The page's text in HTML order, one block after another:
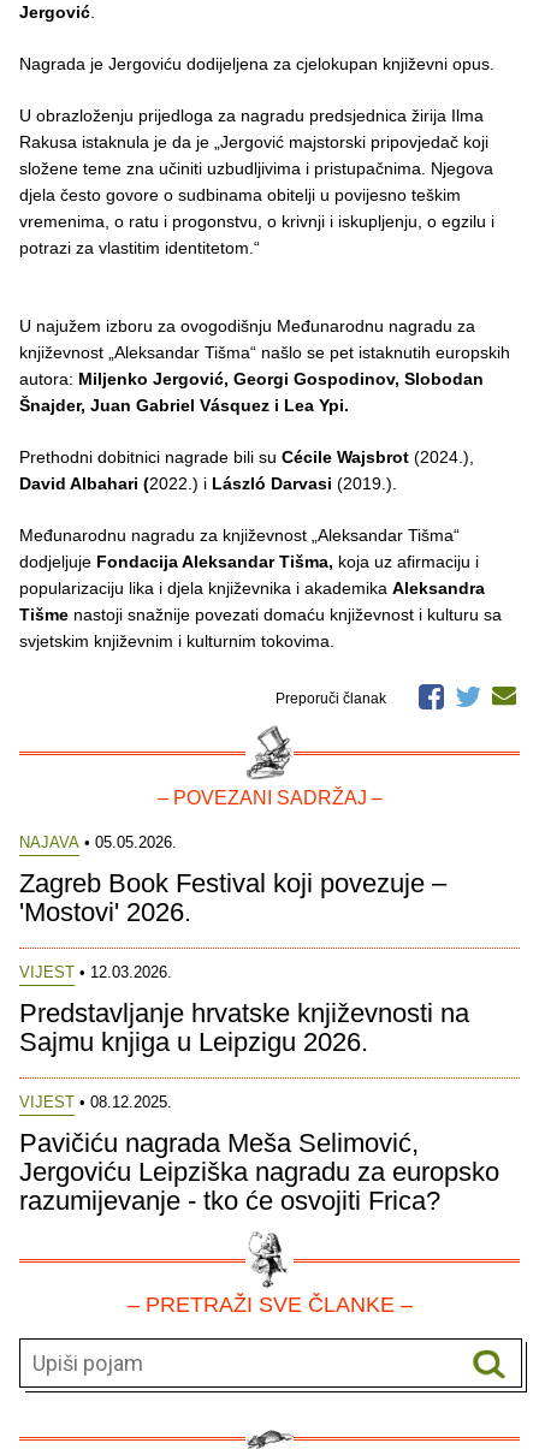
Jergović
Nagrada je Jergoviću dodijeljena za cjelokupan književni opus.
U obrazloženju prijedloga za nagradu predsjednica žirija Ilma
Rakusa istaknula je da je „Jergović majstorski pripovjedač koji
složene teme zna učiniti uzbudljivima i pristupačnima. Njegova
djela često govore o sudbinama obitelji u povijesno teškim
vremenima, o ratu i progonstvu, o krivnji i iskupljenju, o egzilu i
potrazi za vlastitim identitetom.“
U najužem izboru za ovogodišnju Međunarodnu nagradu za
književnost „Aleksandar Tišma“ našlo se pet istaknutih europskih
autora: Miljenko Jergović, Georgi Gospodinov, Slobodan
Šnajder, Juan Gabriel Vásquez i Lea Ypi.
Prethodni dobitnici nagrade bili su Cécile Wajsbrot (2024.),
David Albahari (2022.) i László Darvasi (2019.).
Međunarodnu nagradu za književnost „Aleksandar Tišma“
dodjeljuje Fondacija Aleksandar Tišma, koja uz afirmaciju i
popularizaciju lika i djela književnika i akademika Aleksandra
Tišme nastoji snažnije povezati domaću književnost i kulturu sa
svjetskim književnim i kulturnim tokovima.
Preporuči članak
– POVEZANI SADRŽAJ –
NAJAVA • 05.05.2026.
Zagreb Book Festival koji povezuje –
'Mostovi' 2026.
VIJEST • 12.03.2026.
Predstavljanje hrvatske književnosti na
Sajmu knjiga u Leipzigu 2026.
VIJEST • 08.12.2025.
Pavičiću nagrada Meša Selimović,
Jergoviću Leipziška nagradu za europsko
razumijevanje - tko će osvojiti Frica?
– PRETRAŽI SVE ČLANKE –